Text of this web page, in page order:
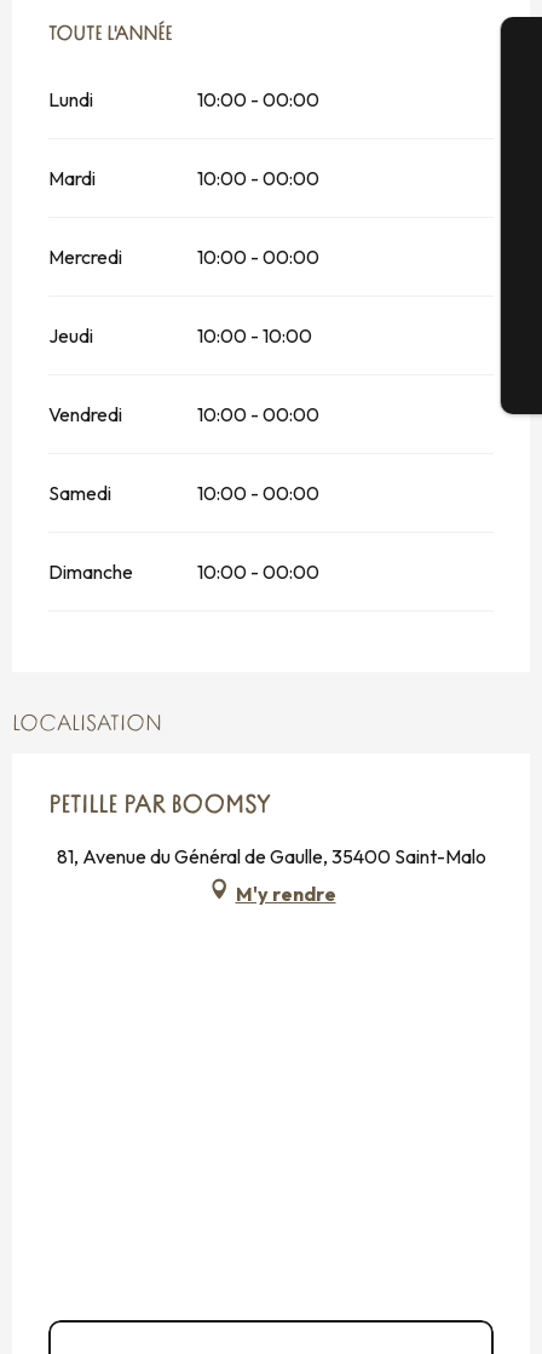
TOUTE L'ANNÉE
TOUTE L'ANNÉE
Lundi 10:00 - 00:00
Mardi 10:00 - 00:00
Mercredi 10:00 - 00:00
Jeudi 10:00 - 10:00
Vendredi 10:00 - 00:00
Samedi 10:00 - 00:00
Dimanche 10:00 - 00:00
LOCALISATION
PETILLE PAR BOOMSY
81, Avenue du Général de Gaulle, 35400 Saint-Malo
M'y rendre